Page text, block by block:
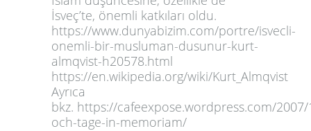
İsveç’te, önemli katkıları oldu.
https://www.dunyabizim.com/portre/isvecli-
onemli-bir-musluman-dusunur-kurt-
almqvist-h20578.html
https://en.wikipedia.org/wiki/Kurt_Almqvist
Ayrıca
bkz. https://cafeexpose.wordpress.com/
och-tage-in-memoriam/